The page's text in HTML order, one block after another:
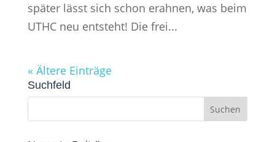
später lässt sich schon erahnen, was beim
UTHC neu entsteht! Die frei...
« Ältere Einträge
Suchfeld